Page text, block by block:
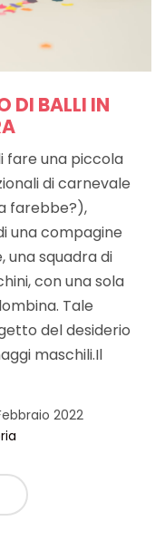
DI BALLI IN
fare una piccola
di carnevale
farebbe?),
una compagine
una squadra di
con una sola
Tale
del desiderio
maschili.Il
2022